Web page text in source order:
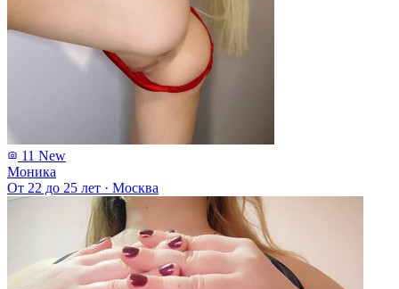
11 New
Моника
От 22 до 25 лет · Москва